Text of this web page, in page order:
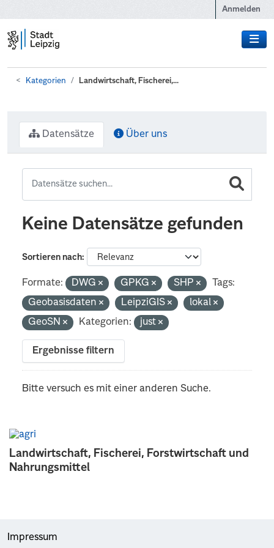
Anmelden
Kategorien Landwirtschaft, Fischerei,...
Landwirtschaft, Fischerei, Forstwirtschaft und
Nahrungsmittel
Datensätze Über uns
Keine Datensätze gefunden
Sortieren nach
Formate: DWG GPKG SHP
Tags:
Geobasisdaten
LeipziGIS
lokal
GeoSN
Kategorien: just
Ergebnisse filtern
Bitte versuch es mit einer anderen Suche.
Impressum